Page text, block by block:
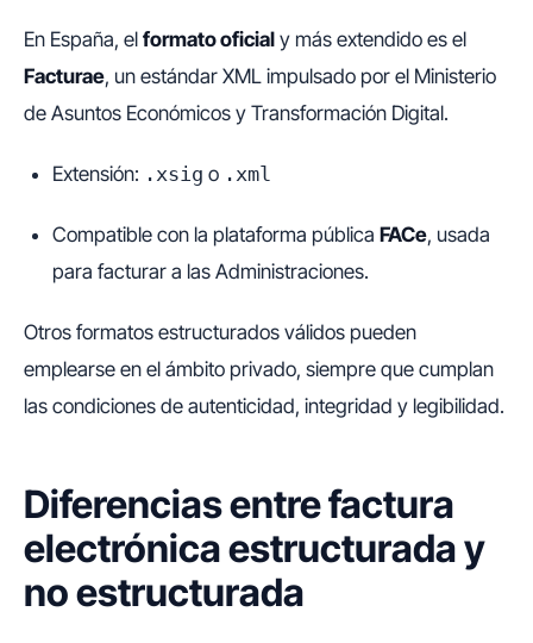
En España, el formato oficial y más extendido es el
Facturae, un estándar XML impulsado por el Ministerio
de Asuntos Económicos y Transformación Digital.
Extensión: .xsig o .xml
Compatible con la plataforma pública FACe, usada
para facturar a las Administraciones.
Otros formatos estructurados válidos pueden
emplearse en el ámbito privado, siempre que cumplan
las condiciones de autenticidad, integridad y legibilidad.
Diferencias entre factura
electrónica estructurada y
no estructurada